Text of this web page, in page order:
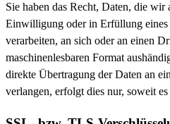
Sie haben das Recht, Daten, die
Einwilligung oder in Erfüllung eines
verarbeiten, an sich oder an einen
maschinenlesbaren Format
direkte Übertragung der Daten an
verlangen, erfolgt dies nur, soweit